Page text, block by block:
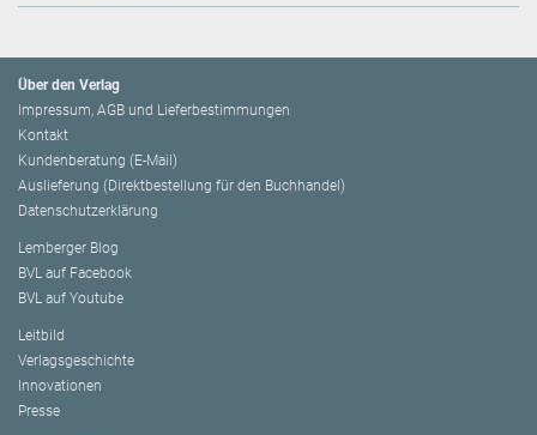
Über den Verlag
Impressum, AGB und Lieferbestimmungen
Kontakt
Kundenberatung (E-Mail)
Auslieferung (Direktbestellung für den Buchhandel)
Datenschutzerklärung
Lemberger Blog
BVL auf Facebook
BVL auf Youtube
Leitbild
Verlagsgeschichte
Innovationen
Presse